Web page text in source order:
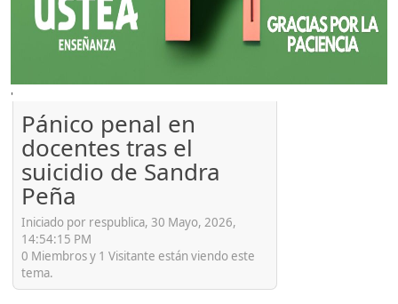
'
Pánico penal en
docentes tras el
suicidio de Sandra
Peña
Iniciado por respublica, 30 Mayo, 2026,
14:54:15 PM
0 Miembros y 1 Visitante están viendo este
tema.